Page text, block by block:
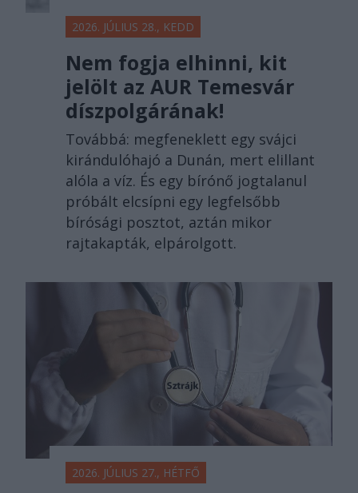
2026. JÚLIUS 28., KEDD
Nem fogja elhinni, kit
jelölt az AUR Temesvár
díszpolgárának!
Továbbá: megfeneklett egy svájci
kirándulóhajó a Dunán, mert elillant
alóla a víz. És egy bírónő jogtalanul
próbált elcsípni egy legfelsőbb
bírósági posztot, aztán mikor
rajtakapták, elpárolgott.
2026. JÚLIUS 27., HÉTFŐ